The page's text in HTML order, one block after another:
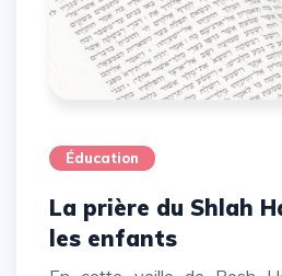
Éducation
La prière du Shlah Hakadosh pour
les enfants